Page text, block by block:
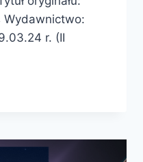
Wydawnictwo:
r. (II